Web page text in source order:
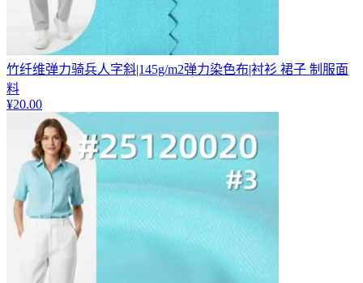
竹纤维弹力骑兵人字斜|145g/m2弹力染色布|衬衫 裙子 制服面
料
¥20.00